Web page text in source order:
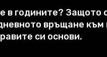
в годините? Защото
връщане
си основи.